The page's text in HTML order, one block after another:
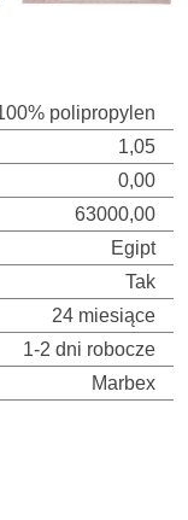
polipropylen
1,05
0,00
63000,00
Egipt
Tak
24 miesiące
1-2 dni robocze
Marbex